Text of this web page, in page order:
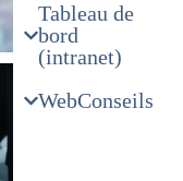
Tableau de
bord
(intranet)
WebConseils